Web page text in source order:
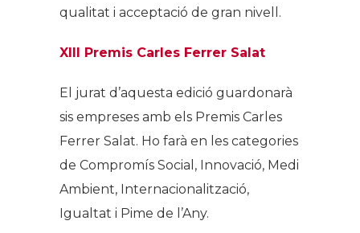
qualitat i acceptació de gran nivell.
Xlll Premis Carles Ferrer Salat
El jurat d’aquesta edició guardonarà
sis empreses amb els Premis Carles
Ferrer Salat. Ho farà en les categories
de Compromís Social, Innovació, Medi
Ambient, Internacionalització,
Igualtat i Pime de l’Any.